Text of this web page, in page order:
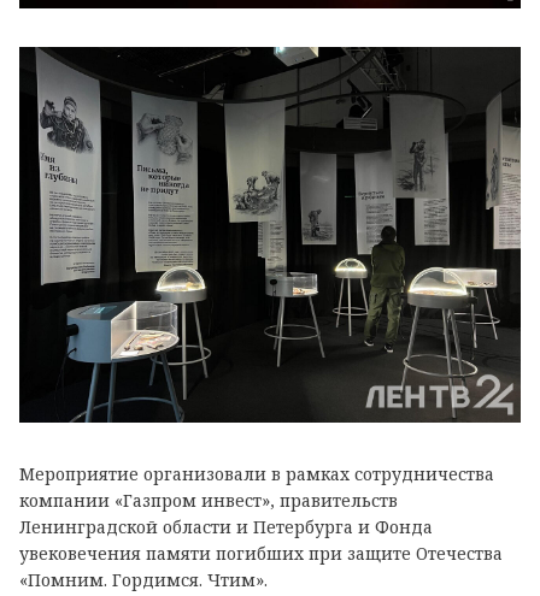
Мероприятие организовали в рамках сотрудничества
компании «Газпром инвест», правительств
Ленинградской области и Петербурга и Фонда
увековечения памяти погибших при защите Отечества
«Помним. Гордимся. Чтим».